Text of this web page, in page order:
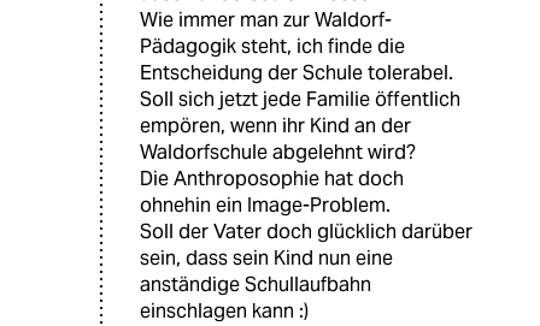
Wie immer man zur Waldorf-
Pädagogik steht, ich finde die
Entscheidung der Schule tolerabel.
Soll sich jetzt jede Familie öffentlich
empören, wenn ihr Kind an der
Waldorfschule abgelehnt wird?
Die Anthroposophie hat doch
ohnehin ein Image-Problem.
Soll der Vater doch glücklich darüber
sein, dass sein Kind nun eine
anständige Schullaufbahn
einschlagen kann :)